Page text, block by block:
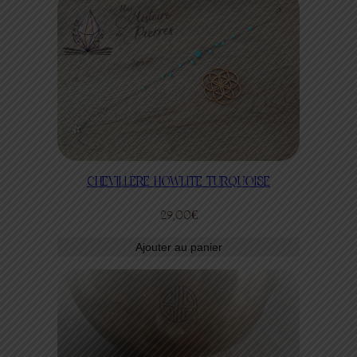
CHEVILLÈRE HOWLITE TURQUOISE
29,00€
Ajouter au panier